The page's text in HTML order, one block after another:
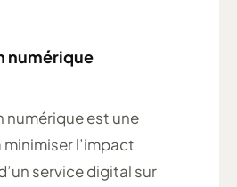
numérique
est une
l’impact
service digital sur